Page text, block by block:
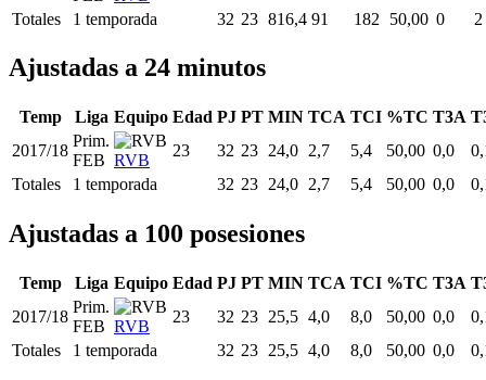
Totales
1 temporada 32 23 816,4 91 182 50,00 0 2
Ajustadas a 24 minutos
Temp Liga Equipo Edad PJ PT MIN TCA TCI %TC T3A
2017/18
Prim.
FEB RVB
23 32 23 24,0 2,7 5,4 50,00 0,0
Totales
1 temporada 32 23 24,0 2,7 5,4 50,00 0,0
Ajustadas a 100 posesiones
Temp Liga Equipo Edad PJ PT MIN TCA TCI %TC T3A
2017/18
Prim.
FEB RVB
23 32 23 25,5 4,0 8,0 50,00 0,0
Totales
1 temporada 32 23 25,5 4,0 8,0 50,00 0,0